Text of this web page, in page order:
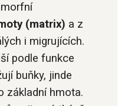
(matrix) a z
i migrujících.
podle funkce
buňky, jinde
základní hmota.